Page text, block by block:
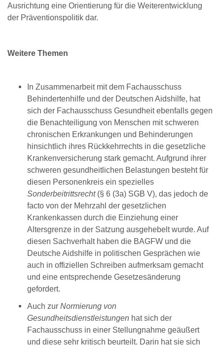
Ausrichtung eine Orientierung für die Weiterentwicklung
der Präventionspolitik dar.
Weitere Themen
In Zusammenarbeit mit dem Fachausschuss
Behindertenhilfe und der Deutschen Aidshilfe, hat
sich der Fachausschuss Gesundheit ebenfalls gegen
die Benachteiligung von Menschen mit schweren
chronischen Erkrankungen und Behinderungen
hinsichtlich ihres Rückkehrrechts in die gesetzliche
Krankenversicherung stark gemacht. Aufgrund ihrer
schweren gesundheitlichen Belastungen besteht für
diesen Personenkreis ein spezielles
Sonderbeitrittsrecht (§ 6 (3a) SGB V), das jedoch de
facto von der Mehrzahl der gesetzlichen
Krankenkassen durch die Einziehung einer
Altersgrenze in der Satzung ausgehebelt wurde. Auf
diesen Sachverhalt haben die BAGFW und die
Deutsche Aidshilfe in politischen Gesprächen wie
auch in offiziellen Schreiben aufmerksam gemacht
und eine entsprechende Gesetzesänderung
gefordert.
Auch zur Normierung von
Gesundheitsdienstleistungen hat sich der
Fachausschuss in einer Stellungnahme geäußert
und diese sehr kritisch beurteilt. Darin hat sie sich